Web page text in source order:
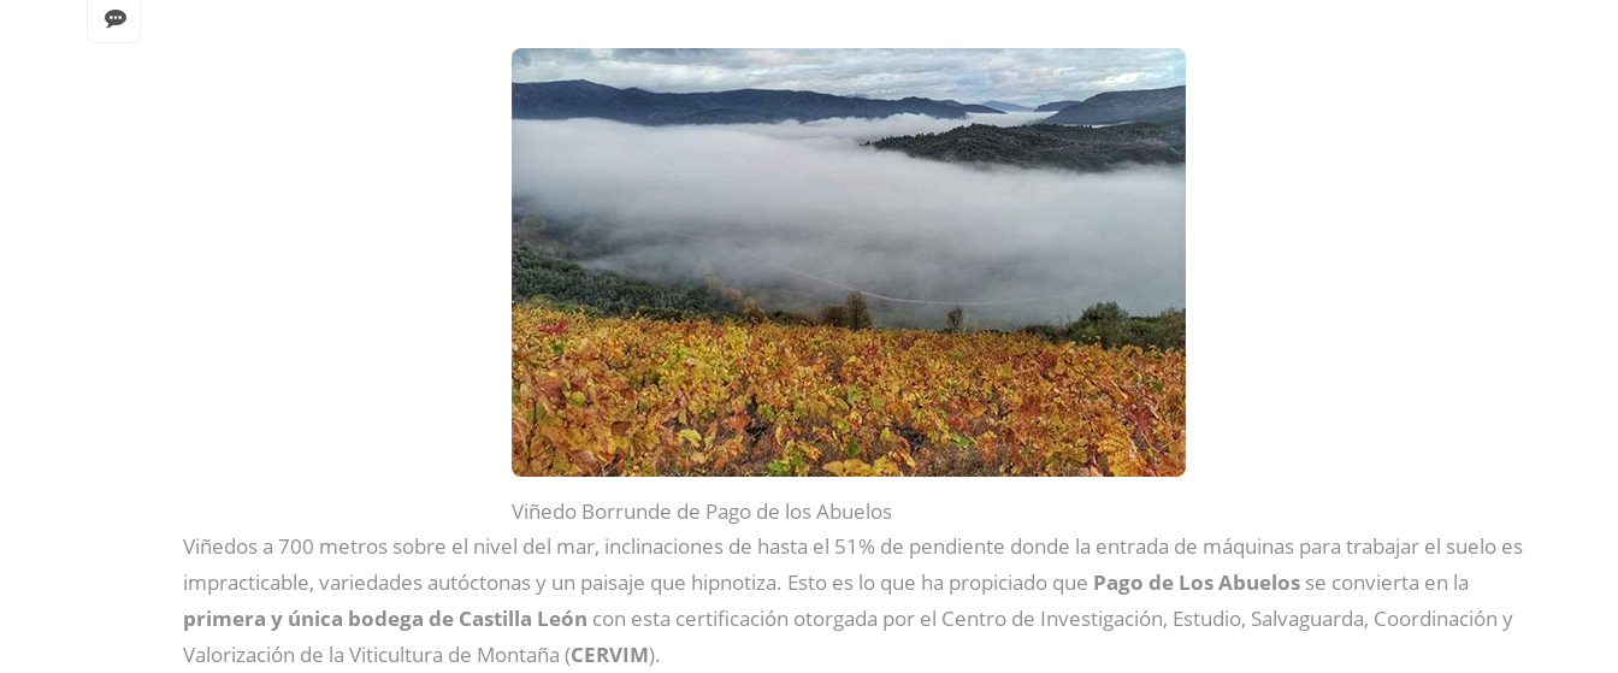
Viñedo Borrunde de Pago de los Abuelos
Viñedos a 700 metros sobre el nivel del mar, inclinaciones de hasta el 51% de pendiente donde la entrada de máquinas para trabajar el suelo es
impracticable, variedades autóctonas y un paisaje que hipnotiza. Esto es lo que ha propiciado que Pago de Los Abuelos se convierta en la
primera y única bodega de Castilla León con esta certificación otorgada por el Centro de Investigación, Estudio, Salvaguarda, Coordinación y
Valorización de la Viticultura de Montaña (CERVIM).